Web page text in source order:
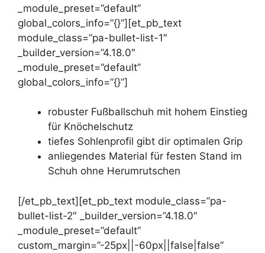
_module_preset=”default”
global_colors_info=”{}”][et_pb_text
module_class=”pa-bullet-list-1″
_builder_version=”4.18.0″
_module_preset=”default”
global_colors_info=”{}”]
robuster Fußballschuh mit hohem Einstieg
für Knöchelschutz
tiefes Sohlenprofil gibt dir optimalen Grip
anliegendes Material für festen Stand im
Schuh ohne Herumrutschen
[/et_pb_text][et_pb_text module_class=”pa-
bullet-list-2″ _builder_version=”4.18.0″
_module_preset=”default”
custom_margin=”-25px||-60px||false|false”